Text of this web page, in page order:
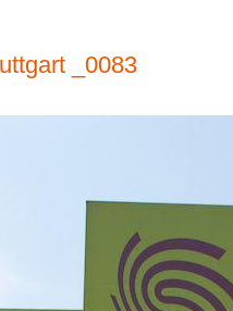
_0083